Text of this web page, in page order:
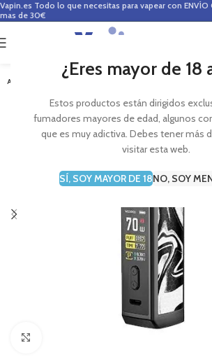
¿Eres mayor de 18
Estos productos están dirigidos
fumadores mayores de edad, algunos
que es muy adictiva. Debes tener más
visitar esta web.
SÍ, SOY MAYOR DE 18NO, SOY
Vapin.es Todo lo que necesitas para vapear con
mas de 30€
AGOTADO